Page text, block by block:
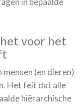
voor het
(en dieren)
Het feit dat alle
hiërarchische